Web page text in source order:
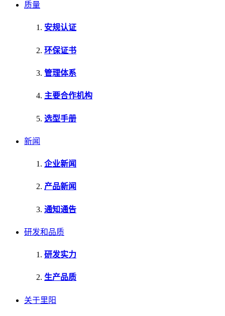
质量
安规认证
环保证书
管理体系
主要合作机构
选型手册
新闻
企业新闻
产品新闻
通知通告
研发和品质
研发实力
生产品质
关于里阳